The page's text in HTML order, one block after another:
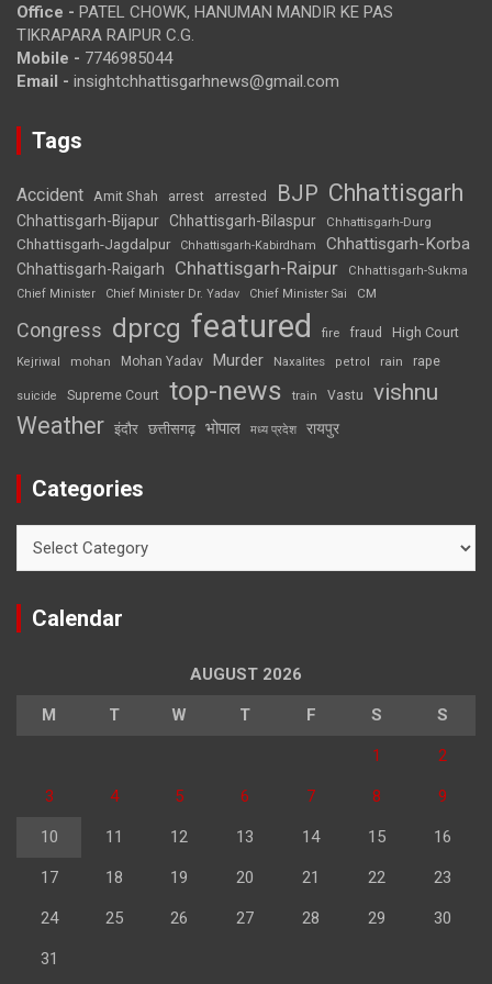
Office - PATEL CHOWK, HANUMAN MANDIR KE PAS
TIKRAPARA RAIPUR C.G.
Mobile - 7746985044
Email - insightchhattisgarhnews@gmail.com
Tags
Accident Amit Shah arrest arrested BJP Chhattisgarh
Chhattisgarh-Bijapur Chhattisgarh-Bilaspur Chhattisgarh-Durg
Chhattisgarh-Jagdalpur Chhattisgarh-Kabirdham Chhattisgarh-Korba
Chhattisgarh-Raigarh Chhattisgarh-Raipur
Chhattisgarh-Sukma
Chief Minister
Chief Minister Dr. Yadav Chief Minister Sai CM
Congress dprcg featured fire fraud High Court
Kejriwal mohan Mohan Yadav Murder Naxalites petrol rain rape
suicide Supreme Court top-news train Vastu vishnu
Weather इंदौर छत्तीसगढ़ भोपाल मध्य प्रदेश रायपुर
Categories
Calendar
AUGUST 2026
M T W T F S S
1 2
3 4 5 6 7 8 9
10 11 12 13 14 15 16
17 18 19 20 21 22 23
24 25 26 27 28 29 30
31